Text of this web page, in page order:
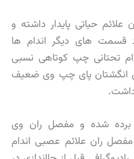
علائم حیاتی پایدار داشته و
قسمت های دیگر اندام ها
تحتانی چپ کوتاهی نسبی
انگشتان پای چپ وی ضعیف
برده شده و مفصل ران وی
مفصل ران علائم عصبی اندام